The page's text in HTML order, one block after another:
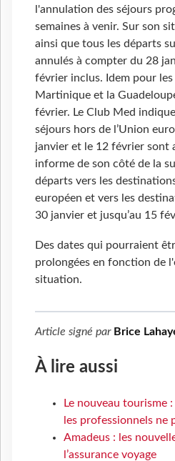
l'annulation des séjours
semaines à venir. Sur son
ainsi que tous les départs
annulés à compter du 28
février inclus. Idem pour
Martinique et la
février. Le Club Med
séjours hors de l’Union
janvier et le 12 février sont
informe de son côté de la
départs vers les
européen et vers les
30 janvier et jusqu’au 15
Des dates qui pourraient
prolongées en fonction de
situation.
Article signé par Brice
À lire aussi
Le nouveau tourisme
les professionnels ne
Amadeus : les
l’assurance voyage